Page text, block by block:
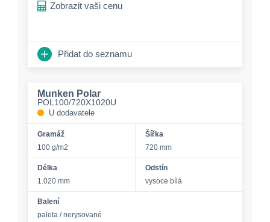
Zobrazit vaši cenu
Přidat do seznamu
Munken Polar
POL100/720X1020U
U dodavatele
Gramáž
100 g/m2
Šířka
720 mm
Délka
1.020 mm
Odstín
vysoce bílá
Balení
paleta / nerysované